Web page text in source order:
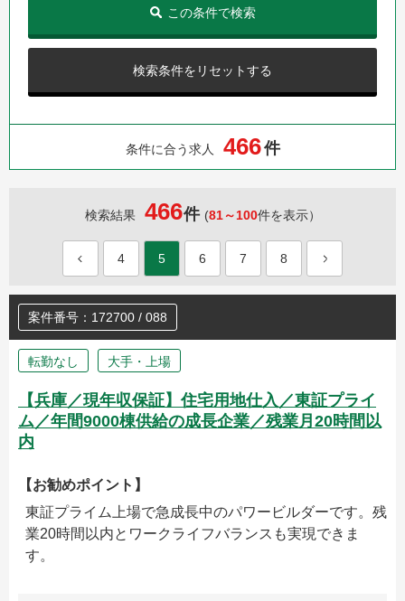
検索条件をリセットする
この条件で検索
条件に合う求人 466件
検索結果 466件 (81～100件を表示）
4 5 6 7 8
案件番号：172700 / 088
転勤なし 大手・上場
【兵庫／現年収保証】住宅用地仕入／東証プライ
ム／年間9000棟供給の成長企業／残業月20時間以
内
【お勧めポイント】
東証プライム上場で急成長中のパワービルダーです。残
業20時間以内とワークライフバランスも実現できま
す。